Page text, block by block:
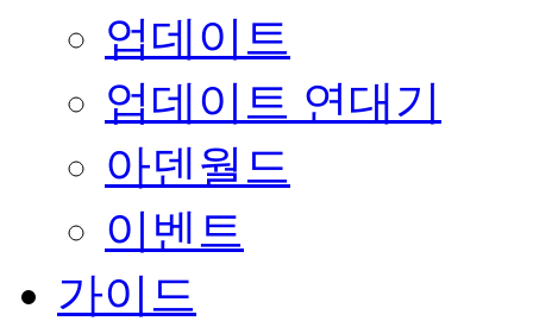
업데이트
업데이트 연대기
아덴월드
이벤트
가이드